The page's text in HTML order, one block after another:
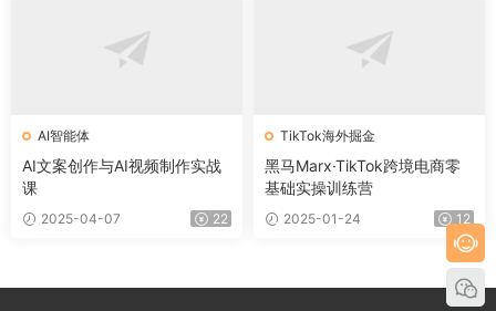
AI智能体
AI文案创作与AI视频制作实战
课
2025-04-07 22
TikTok海外掘金
黑马Marx·TikTok跨境电商零
基础实操训练营
2025-01-24 12